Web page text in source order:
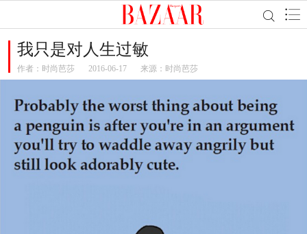
我只是对人生过敏
作者： 时尚芭莎 2016-06-17 来源：时尚芭莎